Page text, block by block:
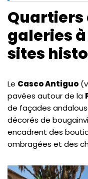
Quartiers
galeries
sites
Le Casco Antiguo
pavées autour de la
de façades
décorés de
encadrent des
ombragées et des